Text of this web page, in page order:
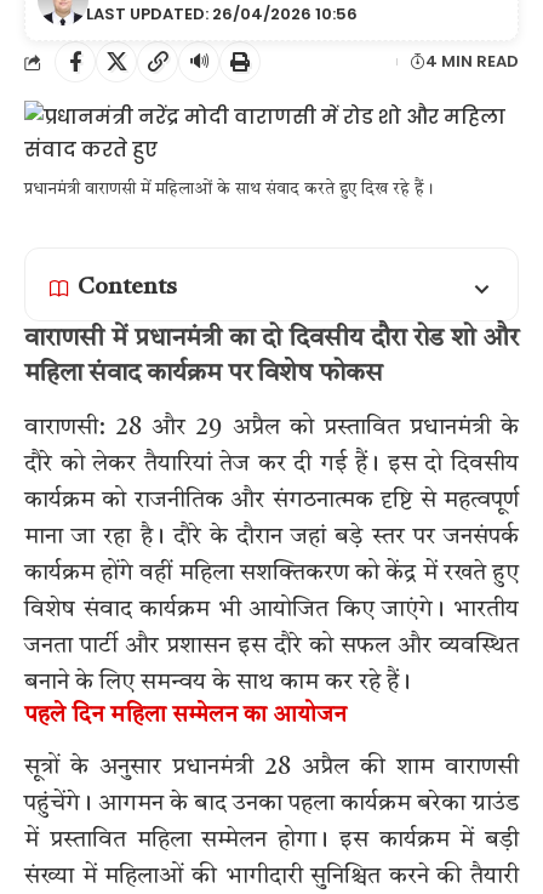
LAST UPDATED: 26/04/2026 10:56
🔊 4 MIN READ
प्रधानमंत्री वाराणसी में महिलाओं के साथ संवाद करते हुए दिख रहे हैं।
Contents
वाराणसी में प्रधानमंत्री का दो दिवसीय दौरा रोड शो और
महिला संवाद कार्यक्रम पर विशेष फोकस
वाराणसी: 28 और 29 अप्रैल को प्रस्तावित प्रधानमंत्री के
दौरे को लेकर तैयारियां तेज कर दी गई हैं। इस दो दिवसीय
कार्यक्रम को राजनीतिक और संगठनात्मक दृष्टि से महत्वपूर्ण
माना जा रहा है। दौरे के दौरान जहां बड़े स्तर पर जनसंपर्क
कार्यक्रम होंगे वहीं महिला सशक्तिकरण को केंद्र में रखते हुए
विशेष संवाद कार्यक्रम भी आयोजित किए जाएंगे। भारतीय
जनता पार्टी और प्रशासन इस दौरे को सफल और व्यवस्थित
बनाने के लिए समन्वय के साथ काम कर रहे हैं।
पहले दिन महिला सम्मेलन का आयोजन
सूत्रों के अनुसार प्रधानमंत्री 28 अप्रैल की शाम वाराणसी
पहुंचेंगे। आगमन के बाद उनका पहला कार्यक्रम बरेका ग्राउंड
में प्रस्तावित महिला सम्मेलन होगा। इस कार्यक्रम में बड़ी
संख्या में महिलाओं की भागीदारी सुनिश्चित करने की तैयारी